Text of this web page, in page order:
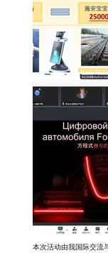
本次活动由我国际交流